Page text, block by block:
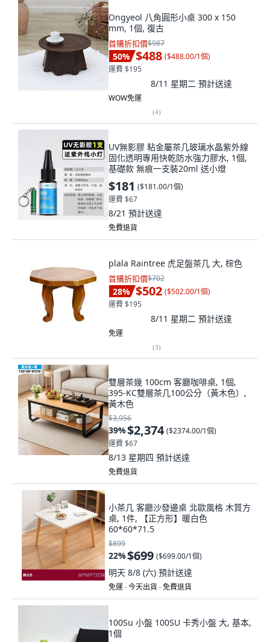
Ongyeol 八角圓形小桌 300 x 150
mm, 1個, 復古
首購折扣價$987
50% $488 ($488.00/1個)
運費 $195
8/11 星期二 預計送達
WOW免運
(4)
UV無影膠 粘金屬茶几玻璃水晶紫外線
固化透明專用快乾防水強力膠水, 1個,
基礎款 無痕一支裝20ml 送小燈
$181 ($181.00/1個)
運費 $67
8/21 預計送達
免費退貨
plala Raintree 虎足盤茶几 大, 棕色
首購折扣價$702
28% $502 ($502.00/1個)
運費 $195
8/11 星期二 預計送達
免運
(3)
雙層茶幾 100cm 客廳咖啡桌, 1個,
395-KC雙層茶几100公分（黃木色）,
黃木色
$3,956
39%$2,374 ($2374.00/1個)
運費 $67
8/13 星期四 預計送達
免費退貨
小茶几 客廳沙發邊桌 北歐風格 木質方
桌, 1件, 【正方形】暖白色
60*60*71.5
$899
22%$699 ($699.00/1個)
明天 8/8 (六) 預計送達
免運 ∙ 今天出貨 ∙ 免費退貨
100Su 小盤 100SU 卡秀小盤 大, 基本,
1個